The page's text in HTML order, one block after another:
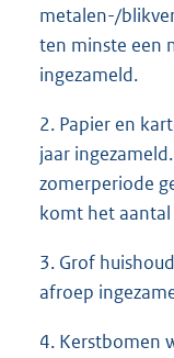
metalen-/
ten minste een
ingezameld.
2. Papier en
jaar
zomerperiode
komt het
3. Grof
afroep
4. Kerstbomen